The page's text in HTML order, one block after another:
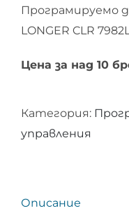
Програмируемо
LONGER CLR
Цена за над 10
Категория:
управления
Описание